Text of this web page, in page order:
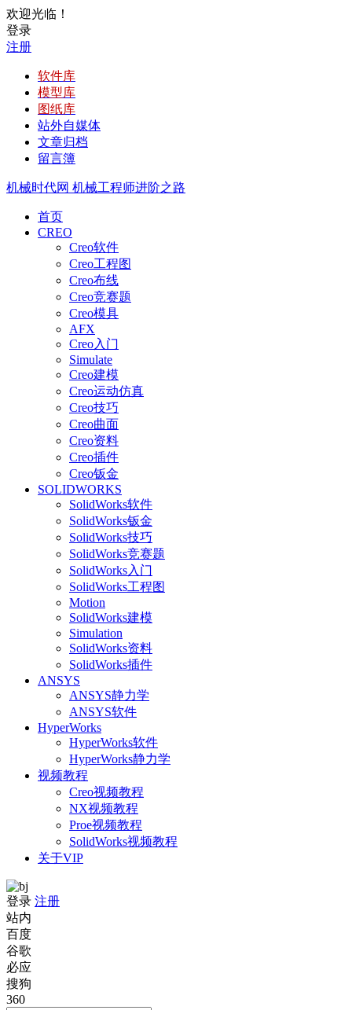
欢迎光临！
登录
注册
软件库
模型库
图纸库
站外自媒体
文章归档
留言簿
机械时代网 机械工程师进阶之路
首页
CREO
Creo软件
Creo工程图
Creo布线
Creo竞赛题
Creo模具
AFX
Creo入门
Simulate
Creo建模
Creo运动仿真
Creo技巧
Creo曲面
Creo资料
Creo插件
Creo钣金
SOLIDWORKS
SolidWorks软件
SolidWorks钣金
SolidWorks技巧
SolidWorks竞赛题
SolidWorks入门
SolidWorks工程图
Motion
SolidWorks建模
Simulation
SolidWorks资料
SolidWorks插件
ANSYS
ANSYS静力学
ANSYS软件
HyperWorks
HyperWorks软件
HyperWorks静力学
视频教程
Creo视频教程
NX视频教程
Proe视频教程
SolidWorks视频教程
关于VIP
登录 注册
站内
百度
谷歌
必应
搜狗
360